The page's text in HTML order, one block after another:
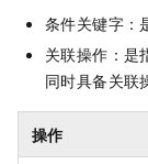
条件关键字：
关联操作：是
同时具备关联
操作